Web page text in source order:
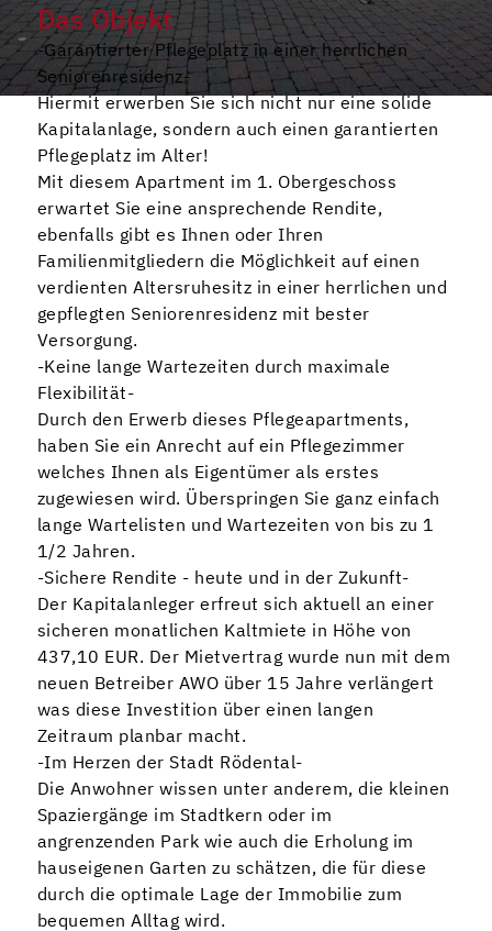
Das Objekt
-Garantierter Pflegeplatz in einer herrlichen
Seniorenresidenz-
Hiermit erwerben Sie sich nicht nur eine solide
Kapitalanlage, sondern auch einen garantierten
Pflegeplatz im Alter!
Mit diesem Apartment im 1. Obergeschoss
erwartet Sie eine ansprechende Rendite,
ebenfalls gibt es Ihnen oder Ihren
Familienmitgliedern die Möglichkeit auf einen
verdienten Altersruhesitz in einer herrlichen und
gepflegten Seniorenresidenz mit bester
Versorgung.
-Keine lange Wartezeiten durch maximale
Flexibilität-
Durch den Erwerb dieses Pflegeapartments,
haben Sie ein Anrecht auf ein Pflegezimmer
welches Ihnen als Eigentümer als erstes
zugewiesen wird. Überspringen Sie ganz einfach
lange Wartelisten und Wartezeiten von bis zu 1
1/2 Jahren.
-Sichere Rendite - heute und in der Zukunft-
Der Kapitalanleger erfreut sich aktuell an einer
sicheren monatlichen Kaltmiete in Höhe von
437,10 EUR. Der Mietvertrag wurde nun mit dem
neuen Betreiber AWO über 15 Jahre verlängert
was diese Investition über einen langen
Zeitraum planbar macht.
-Im Herzen der Stadt Rödental-
Die Anwohner wissen unter anderem, die kleinen
Spaziergänge im Stadtkern oder im
angrenzenden Park wie auch die Erholung im
hauseigenen Garten zu schätzen, die für diese
durch die optimale Lage der Immobilie zum
bequemen Alltag wird.